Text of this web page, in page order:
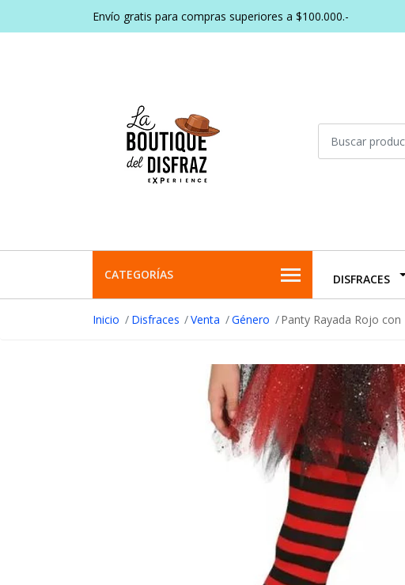
Envío gratis para compras superiores a $100.000.-
CATEGORÍAS DISFRACES
Inicio Disfraces Venta Género Panty Rayada Rojo con